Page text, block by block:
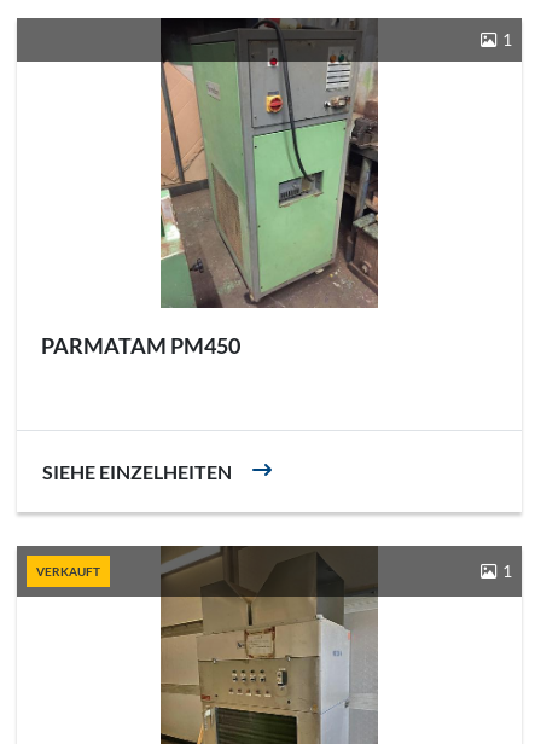
1
PARMATAM PM450
SIEHE EINZELHEITEN
VERKAUFT 1